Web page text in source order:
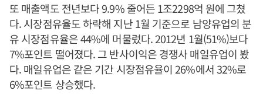
또 매출액도 전년보다 9.9% 줄어든 1조2298억 원에 그쳤
다. 시장점유율도 하락해 지난 1월 기준으로 남양유업의 분
유 시장점유율은 44%에 머물렀다. 2012년 1월(51%)보다
7%포인트 떨어졌다. 그 반사이익은 경쟁사 매일유업이 봤
다. 매일유업은 같은 기간 시장점유율이 26%에서 32%로
6%포인트 상승했다.